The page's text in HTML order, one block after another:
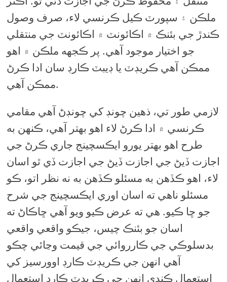
ملڪن ۽ سپورٽ ڪيل ڪرنسي لاء، صرف وصول
ڪندڙ جي بئنڪ ۾ اڪائونٽ ۾ اڪائونٽ جي منتقلي
جو اختيار موجود آهي. پر ڪجهه ملڪن ۾ اهو
ممڪن آهي ڪريڊٽ يا ڊيبٽ ڪارڊ سان ادا ڪرڻ
ممڪن آهي.
لازمي طور تي، ذهين چونڊ کي چونڊڻ آهي مقامي
ڪرنسي ۾ ادا ڪرڻ لاء اهو بهتر آهي، ڪنهن به
طرح اهو بهتر يورو ايڪسچينج جاري ڪرڻ جي
اجازت ڏيڻ جي اجازت ڏيڻ جي اجازت ڏي ٿو اسان
لاء، اهو ڪڏهن به مسئلو ڪڏهن به نه نظر اتو، ڪو
مسئلو ناهي ته اسان اوري ايڪسچينج جي شرح
جو ڇا ڪيو. هي ته عرض ڪيو ويو آهي ڇاڪاڻ ته
اسان جو بئنڪ چيس، جيڪو واقعي واقعي
بدسلوڪي جي ڪارروائي جي قيمت وڃائي چڪو
آهي انهن جي ڪريڊٽ ڪارڊ اوورسيز کي
استعمال ڪندي انهن جي ڪريڊٽ ڪارڊ استعمال